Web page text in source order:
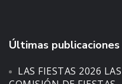
Últimas publicaciones
LAS FIESTAS 2026